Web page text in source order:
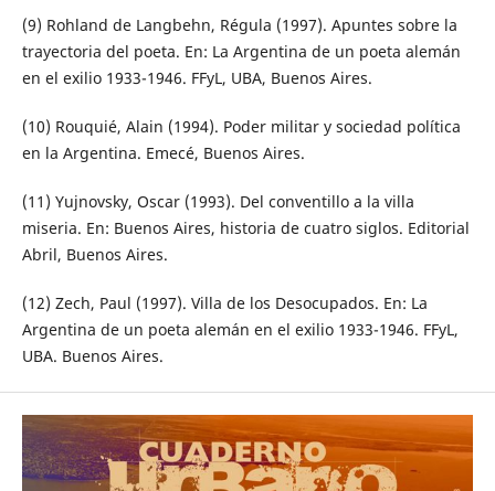
(9) Rohland de Langbehn, Régula (1997). Apuntes sobre la
trayectoria del poeta. En: La Argentina de un poeta alemán
en el exilio 1933-1946. FFyL, UBA, Buenos Aires.
(10) Rouquié, Alain (1994). Poder militar y sociedad política
en la Argentina. Emecé, Buenos Aires.
(11) Yujnovsky, Oscar (1993). Del conventillo a la villa
miseria. En: Buenos Aires, historia de cuatro siglos. Editorial
Abril, Buenos Aires.
(12) Zech, Paul (1997). Villa de los Desocupados. En: La
Argentina de un poeta alemán en el exilio 1933-1946. FFyL,
UBA. Buenos Aires.